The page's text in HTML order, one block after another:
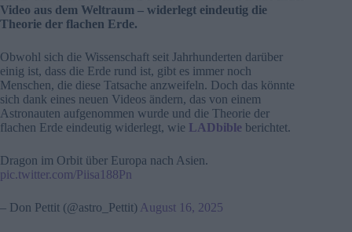
Video aus dem Weltraum – widerlegt eindeutig die
Theorie der flachen Erde.
Obwohl sich die Wissenschaft seit Jahrhunderten darüber
einig ist, dass die Erde rund ist, gibt es immer noch
Menschen, die diese Tatsache anzweifeln. Doch das könnte
sich dank eines neuen Videos ändern, das von einem
Astronauten aufgenommen wurde und die Theorie der
flachen Erde eindeutig widerlegt, wie LADbible berichtet.
Dragon im Orbit über Europa nach Asien.
pic.twitter.com/Piisa188Pn
– Don Pettit (@astro_Pettit) August 16, 2025